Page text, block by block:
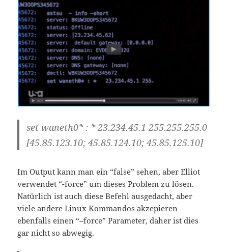
set waneth0* : * 23.234.45.1 255.255.255.0
[45.85.123.10; 45.85.124.10; 45.85.125.10]
Im Output kann man ein “false” sehen, aber Elliot
verwendet “-force” um dieses Problem zu lösen.
Natürlich ist auch diese Befehl ausgedacht, aber
viele andere Linux Kommandos akzepieren
ebenfalls einen “–force” Parameter, daher ist dies
gar nicht so abwegig.